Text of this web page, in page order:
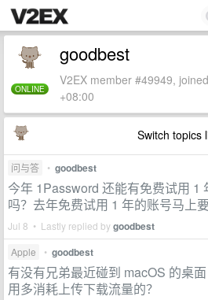
ONLINE
goodbest
V2EX member #49949,
+08:00
Switch topics
问与答 • goodbest
今年 1Password 还能有免费试用 1
吗？去年免费试用 1 年的账号马上
Jul 8 • Lastly replied bygoodbest
Apple • goodbest
有没有兄弟最近碰到 macOS 的桌
用多消耗上传下载流量的？